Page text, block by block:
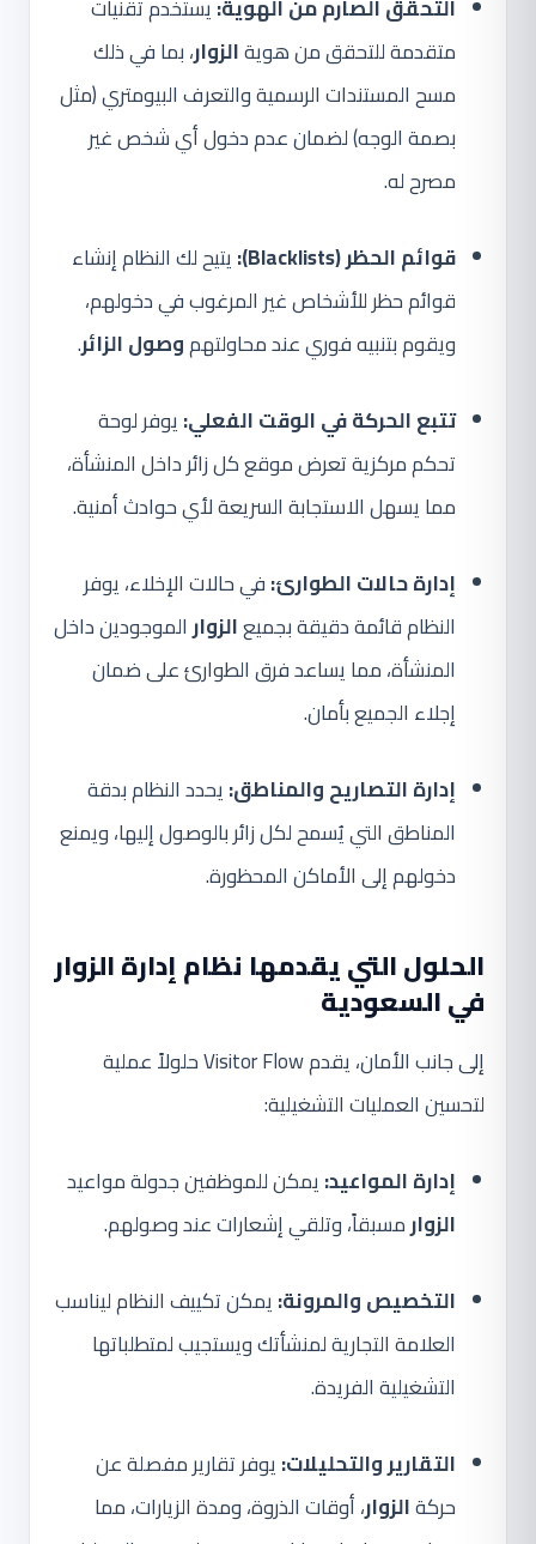
التحقق الصارم من الهوية:يستخدم تقنيات
متقدمة للتحقق من هويةالزوار، بما في ذلك
مسح المستندات الرسمية والتعرف البيومتري (مثل
بصمة الوجه) لضمان عدم دخول أي شخص غير
مصرح له.
قوائم الحظر (Blacklists):
يتيح لك النظام إنشاء
قوائم حظر للأشخاص غير المرغوب في دخولهم،
ويقوم بتنبيه فوري عند محاولتهموصول الزائر.
تتبع الحركة في الوقت الفعلي:يوفر لوحة
تحكم مركزية تعرض موقع كل زائر داخل المنشأة،
مما يسهل الاستجابة السريعة لأي حوادث أمنية.
إدارة حالات الطوارئ:في حالات الإخلاء، يوفر
النظام قائمة دقيقة بجميعالزوارالموجودين داخل
المنشأة، مما يساعد فرق الطوارئ على ضمان
إجلاء الجميع بأمان.
إدارة التصاريح والمناطق:يحدد النظام بدقة
المناطق التي يُسمح لكل زائر بالوصول إليها، ويمنع
دخولهم إلى الأماكن المحظورة.
الحلول التي يقدمها نظام إدارة الزوار
في السعودية
إلى جانب الأمان، يقدم Visitor Flow حلولاً عملية
لتحسين العمليات التشغيلية:
إدارة المواعيد:يمكن للموظفين جدولة مواعيد
الزوارمسبقاً، وتلقي إشعارات عند وصولهم.
التخصيص والمرونة:يمكن تكييف النظام ليناسب
العلامة التجارية لمنشأتك ويستجيب لمتطلباتها
التشغيلية الفريدة.
التقارير والتحليلات:يوفر تقارير مفصلة عن
حركةالزوار، أوقات الذروة، ومدة الزيارات، مما